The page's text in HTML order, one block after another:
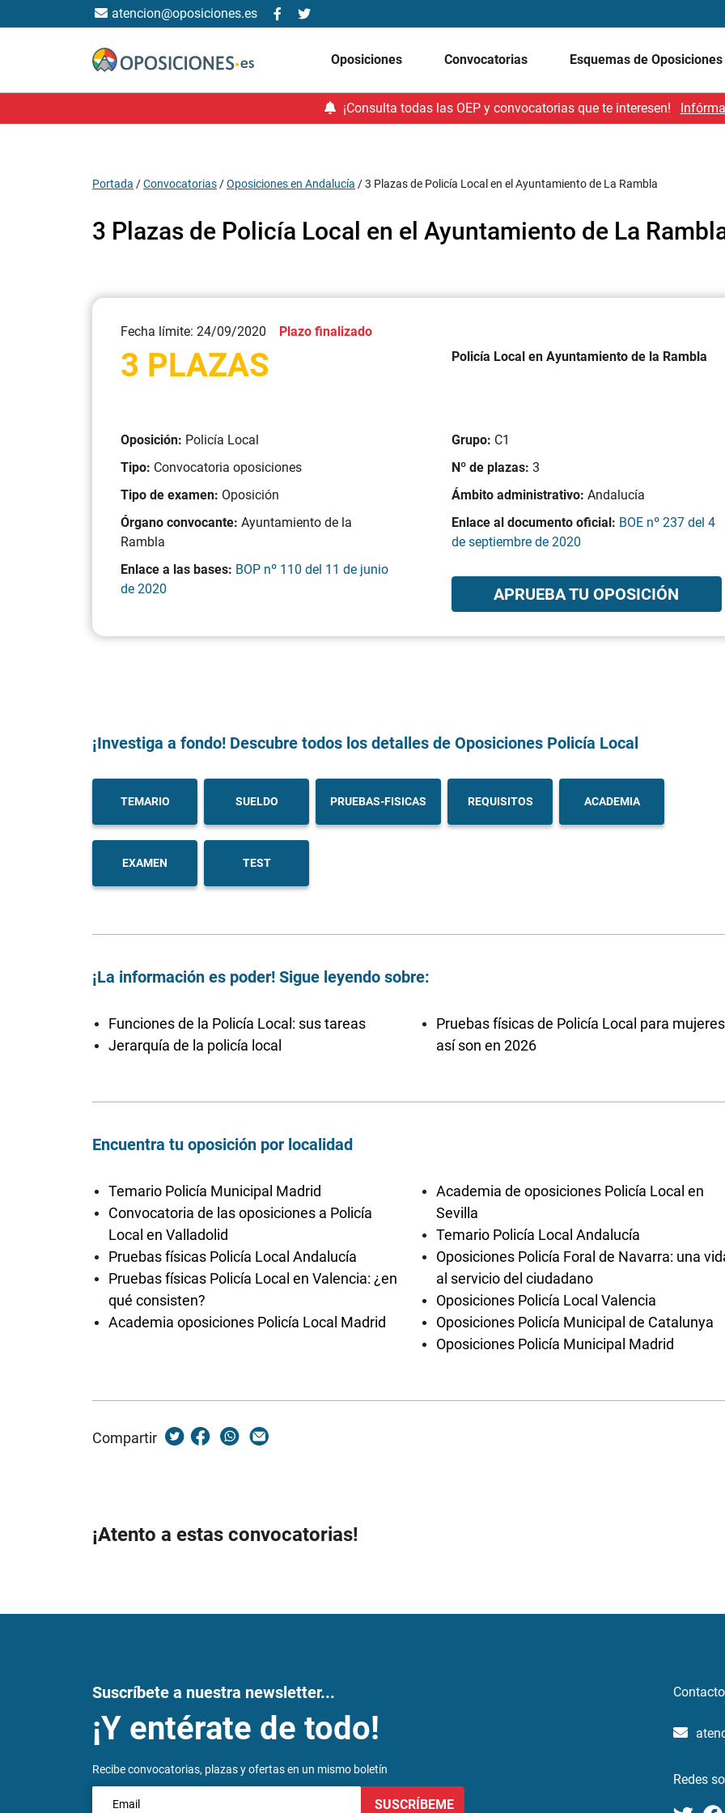
atencion@oposiciones.es
Oposiciones Convocatorias Esquemas de Oposiciones
¡Consulta todas las OEP y convocatorias que te interesen!
Portada /Convocatorias /Oposiciones en Andalucía /3 Plazas de Policía Local en el Ayuntamiento de La Rambla
3 Plazas de Policía Local en el Ayuntamiento de La
Fecha límite: 24/09/2020 Plazo finalizado
3 PLAZAS Policía Local en Ayuntamiento de la Rambla
Oposición: Policía Local
Tipo: Convocatoria oposiciones
Tipo de examen: Oposición
Órgano convocante: Ayuntamiento de la
Rambla
Enlace a las bases: BOP nº 110 del 11 de junio
de 2020
Grupo: C1
Nº de plazas: 3
Ámbito administrativo: Andalucía
Enlace al documento oficial: BOE nº 237 del 4
de septiembre de 2020
APRUEBA TU OPOSICIÓN
¡Investiga a fondo! Descubre todos los detalles de Oposiciones Policía Local
TEMARIO SUELDO PRUEBAS-FISICAS REQUISITOS ACADEMIA
EXAMEN TEST
¡La información es poder! Sigue leyendo sobre:
Funciones de la Policía Local: sus tareas
Jerarquía de la policía local
Pruebas físicas de Policía Local para
así son en 2026
Encuentra tu oposición por localidad
Temario Policía Municipal Madrid
Convocatoria de las oposiciones a Policía
Local en Valladolid
Pruebas físicas Policía Local Andalucía
Pruebas físicas Policía Local en Valencia: ¿en
qué consisten?
Academia oposiciones Policía Local Madrid
Academia de oposiciones Policía Local en
Sevilla
Temario Policía Local Andalucía
Oposiciones Policía Foral de Navarra: una
al servicio del ciudadano
Oposiciones Policía Local Valencia
Oposiciones Policía Municipal de Catalunya
Oposiciones Policía Municipal Madrid
Compartir
¡Atento a estas convocatorias!
Suscríbete a nuestra newsletter...
¡Y entérate de todo!
Recibe convocatorias, plazas y ofertas en un mismo boletín
SUSCRÍBEME
Redes